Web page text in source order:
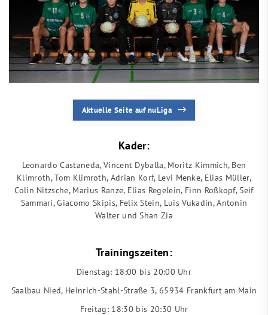
Aktuelle Seite auf nuLiga
Kader:
Leonardo Castaneda, Vincent Dyballa, Moritz Kimmich, Ben
Klimroth, Tom Klimroth, Adrian Korf, Levi Menke, Elias Müller,
Colin Nitzsche, Marius Ranze, Elias Regelein, Finn Roßkopf, Seif
Sammari, Giacomo Skipis, Felix Stein, Luis Vukadin, Antonin
Walter und Shan Zia
Trainingszeiten:
Dienstag: 18:00 bis 20:00 Uhr
Saalbau Nied, Heinrich-Stahl-Straße 3, 65934 Frankfurt am Main
Freitag: 18:30 bis 20:30 Uhr